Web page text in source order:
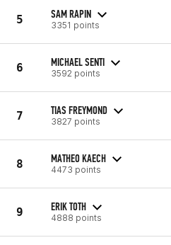
5 SAM RAPIN
3351 points
6 MICHAEL SENTI
3592 points
7 TIAS FREYMOND
3827 points
8 MATHEO KAECH
4473 points
9 ERIK TOTH
4888 points